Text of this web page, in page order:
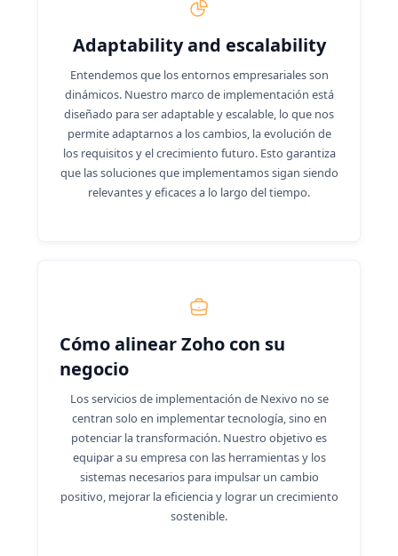
Adaptability and escalability
Entendemos que los entornos empresariales son
dinámicos. Nuestro marco de implementación está
diseñado para ser adaptable y escalable, lo que nos
permite adaptarnos a los cambios, la evolución de
los requisitos y el crecimiento futuro. Esto garantiza
que las soluciones que implementamos sigan siendo
relevantes y eficaces a lo largo del tiempo.
Cómo alinear Zoho con su
negocio
Los servicios de implementación de Nexivo no se
centran solo en implementar tecnología, sino en
potenciar la transformación. Nuestro objetivo es
equipar a su empresa con las herramientas y los
sistemas necesarios para impulsar un cambio
positivo, mejorar la eficiencia y lograr un crecimiento
sostenible.